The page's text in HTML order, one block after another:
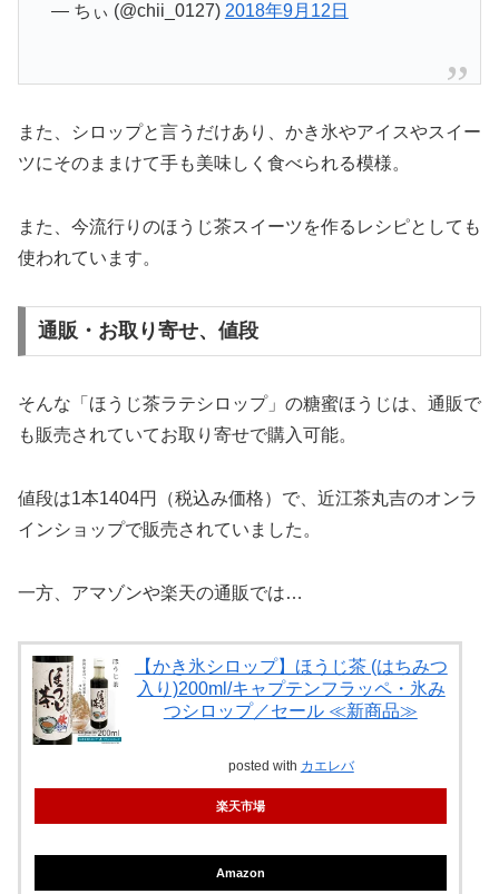
— ちぃ (@chii_0127) 2018年9月12日
また、シロップと言うだけあり、かき氷やアイスやスイー
ツにそのままけて手も美味しく食べられる模様。
また、今流行りのほうじ茶スイーツを作るレシピとしても
使われています。
通販・お取り寄せ、値段
そんな「ほうじ茶ラテシロップ」の糖蜜ほうじは、通販で
も販売されていてお取り寄せで購入可能。
値段は1本1404円（税込み価格）で、近江茶丸吉のオンラ
インショップで販売されていました。
一方、アマゾンや楽天の通販では…
【かき氷シロップ】ほうじ茶 (はちみつ
入り)200ml/キャプテンフラッペ・氷み
つシロップ／セール ≪新商品≫
posted with カエレバ
楽天市場
Amazon